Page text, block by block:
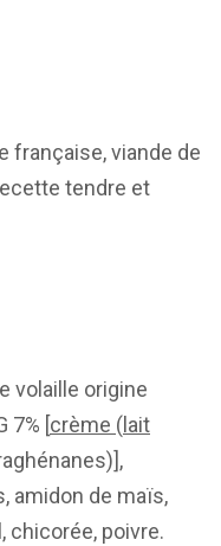
française, viande de
tendre et
volaille origine
7% [crème ( lait
amidon de maïs,
chicorée, poivre.